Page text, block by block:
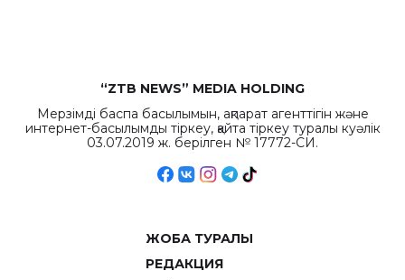
“ZTB NEWS” MEDIA HOLDING
Мерзімді баспа басылымын, ақпарат агенттігін және
интернет-басылымды тіркеу, қайта тіркеу туралы куәлік
03.07.2019 ж. берілген № 17772-СИ.
ЖОБА ТУРАЛЫ
РЕДАКЦИЯ